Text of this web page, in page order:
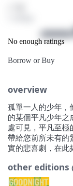
No enough ratings
Borrow or Buy
overview
孤單一人的少年，
的某個平凡少年之
處可見，平凡至極
帶給您前所未有的
實的悲喜劇，在此
other editions